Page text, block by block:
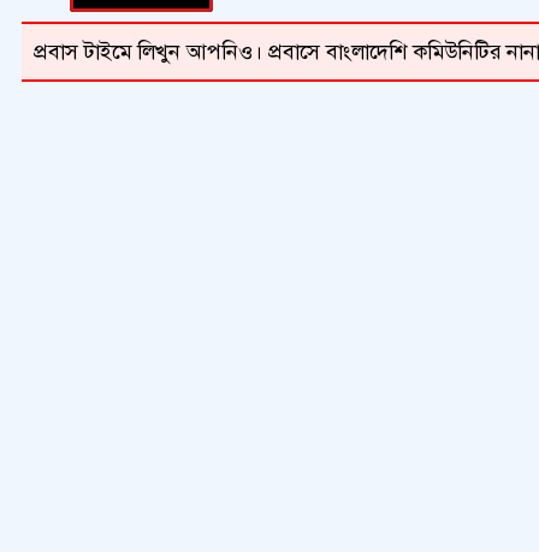
প্রবাস টাইমে লিখুন আপনিও। প্রবাসে বাংলাদেশি কমিউনিটির